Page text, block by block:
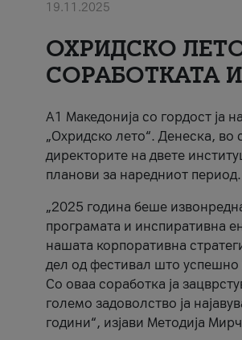
19.11.2025
ОХРИДСКО
СОРАБОТКАТА
A1 Македонија со гордост ја
„Охридско лето“. Денеска, во
директорите на двете
планови за наредниот период.
„2025 година беше
програмата и инспиративна
нашата корпоративна
дел од фестивал што успешно
Со оваа соработка ја
големо задоволство ја
години“, изјави Методија